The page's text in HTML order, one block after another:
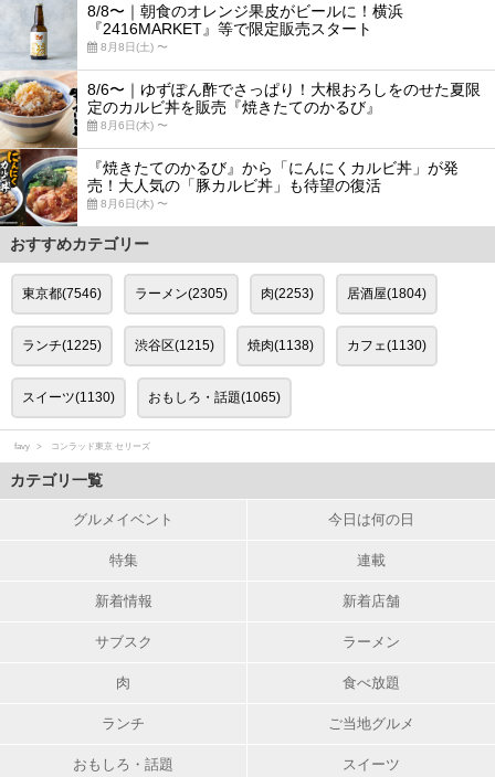
8/8〜｜朝食のオレンジ果皮がビールに！横浜
『2416MARKET』等で限定販売スタート
8月8日(土) 〜
8/6〜｜ゆずぽん酢でさっぱり！大根おろしをのせた夏限
定のカルビ丼を販売『焼きたてのかるび』
8月6日(木) 〜
『焼きたてのかるび』から「にんにくカルビ丼」が発
売！大人気の「豚カルビ丼」も待望の復活
8月6日(木) 〜
おすすめカテゴリー
東京都(7546) ラーメン(2305) 肉(2253) 居酒屋(1804)
ランチ(1225) 渋谷区(1215) 焼肉(1138) カフェ(1130)
スイーツ(1130) おもしろ・話題(1065)
favy コンラッド東京 セリーズ
カテゴリ一覧
グルメイベント 今日は何の日
特集 連載
新着情報 新着店舗
サブスク ラーメン
肉 食べ放題
ランチ ご当地グルメ
おもしろ・話題 スイーツ